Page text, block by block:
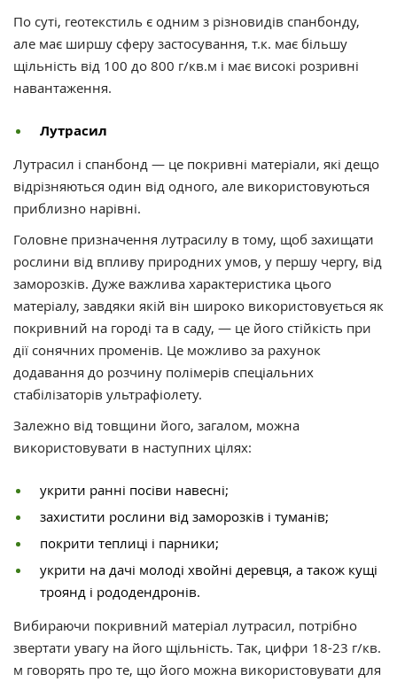
По суті, геотекстиль є одним з різновидів спанбонду,
але має ширшу сферу застосування, т.к. має більшу
щільність від 100 до 800 г/кв.м і має високі розривні
навантаження.
Лутрасил
Лутрасил і спанбонд — це покривні матеріали, які дещо
відрізняються один від одного, але використовуються
приблизно нарівні.
Головне призначення лутрасилу в тому, щоб захищати
рослини від впливу природних умов, у першу чергу, від
заморозків. Дуже важлива характеристика цього
матеріалу, завдяки якій він широко використовується як
покривний на городі та в саду, — це його стійкість при
дії сонячних променів. Це можливо за рахунок
додавання до розчину полімерів спеціальних
стабілізаторів ультрафіолету.
Залежно від товщини його, загалом, можна
використовувати в наступних цілях:
укрити ранні посіви навесні;
захистити рослини від заморозків і туманів;
покрити теплиці і парники;
укрити на дачі молоді хвойні деревця, а також кущі
троянд і рододендронів.
Вибираючи покривний матеріал лутрасил, потрібно
звертати увагу на його щільність. Так, цифри 18-23 г/кв.
м говорять про те, що його можна використовувати для